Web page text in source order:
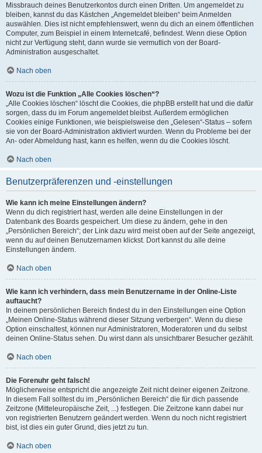
Missbrauch deines Benutzerkontos durch einen Dritten. Um angemeldet zu
bleiben, kannst du das Kästchen „Angemeldet bleiben“ beim Anmelden
auswählen. Dies ist nicht empfehlenswert, wenn du dich an einem öffentlichen
Computer, zum Beispiel in einem Internetcafé, befindest. Wenn diese Option
nicht zur Verfügung steht, dann wurde sie vermutlich von der Board-
Administration ausgeschaltet.
Nach oben
Wozu ist die Funktion „Alle Cookies löschen“?
„Alle Cookies löschen“ löscht die Cookies, die phpBB erstellt hat und die dafür
sorgen, dass du im Forum angemeldet bleibst. Außerdem ermöglichen
Cookies einige Funktionen, wie beispielsweise den „Gelesen“-Status – sofern
sie von der Board-Administration aktiviert wurden. Wenn du Probleme bei der
An- oder Abmeldung hast, kann es helfen, wenn du die Cookies löscht.
Nach oben
Benutzerpräferenzen und -einstellungen
Wie kann ich meine Einstellungen ändern?
Wenn du dich registriert hast, werden alle deine Einstellungen in der
Datenbank des Boards gespeichert. Um diese zu ändern, gehe in den
„Persönlichen Bereich“; der Link dazu wird meist oben auf der Seite angezeigt,
wenn du auf deinen Benutzernamen klickst. Dort kannst du alle deine
Einstellungen ändern.
Nach oben
Wie kann ich verhindern, dass mein Benutzername in der Online-Liste
auftaucht?
In deinem persönlichen Bereich findest du in den Einstellungen eine Option
„Meinen Online-Status während dieser Sitzung verbergen“. Wenn du diese
Option einschaltest, können nur Administratoren, Moderatoren und du selbst
deinen Online-Status sehen. Du wirst dann als unsichtbarer Besucher gezählt.
Nach oben
Die Forenuhr geht falsch!
Möglicherweise entspricht die angezeigte Zeit nicht deiner eigenen Zeitzone.
In diesem Fall solltest du im „Persönlichen Bereich“ die für dich passende
Zeitzone (Mitteleuropäische Zeit, ...) festlegen. Die Zeitzone kann dabei nur
von registrierten Benutzern geändert werden. Wenn du noch nicht registriert
bist, ist dies ein guter Grund, dies jetzt zu tun.
Nach oben